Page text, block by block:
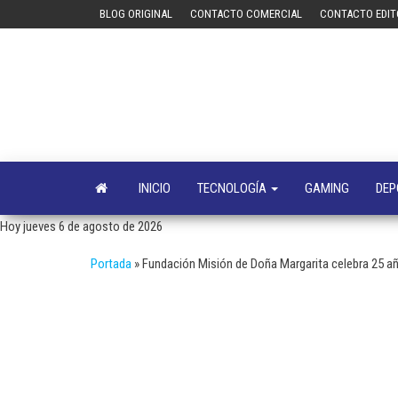
BLOG ORIGINAL CONTACTO COMERCIAL CONTACTO
INICIO TECNOLOGÍA GAMING
Hoy jueves 6 de agosto de 2026
Portada »Fundación Misión de Doña Margarita celebra 25